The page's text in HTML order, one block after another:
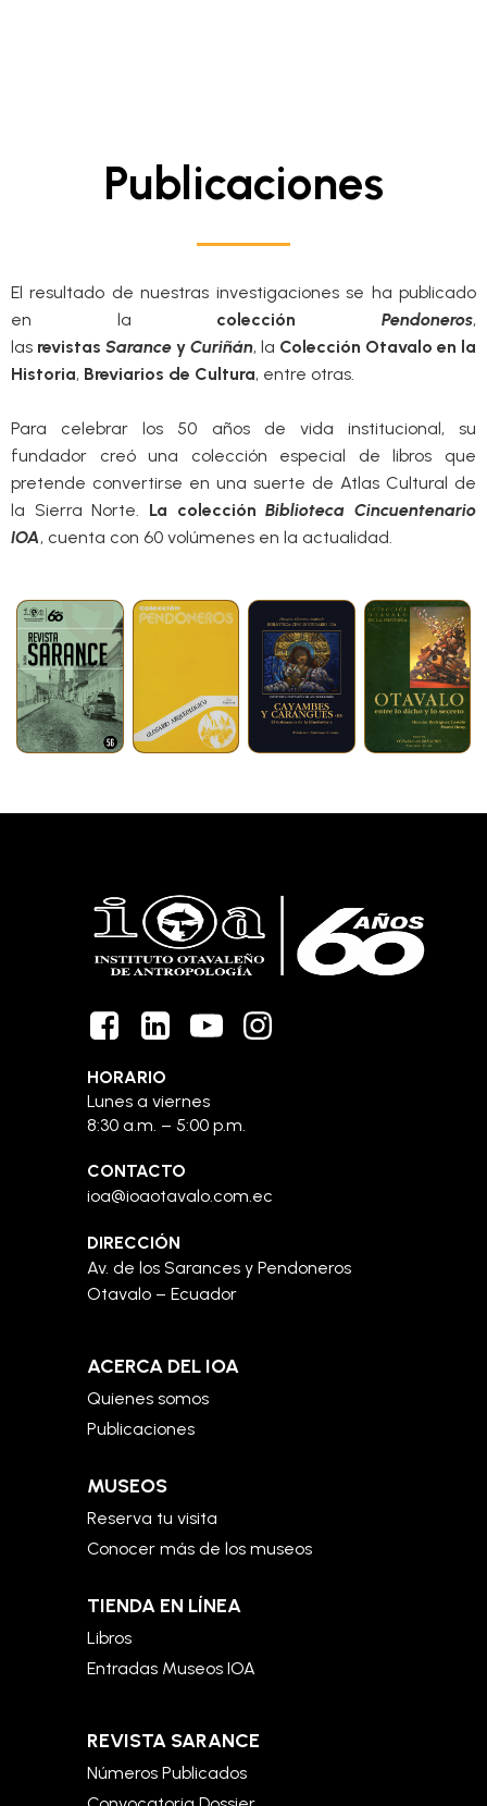
Publicaciones
El resultado de nuestras investigaciones se ha publicado
en la colecciónPendoneros,
las revistas Sarance y Curiñán, la Colección Otavalo en la
Historia, Breviarios de Cultura, entre otras.
Para celebrar los 50 años de vida institucional, su
fundador creó una colección especial de libros que
pretende convertirse en una suerte de Atlas Cultural de
la Sierra Norte. La colecciónBiblioteca Cincuentenario
IOA, cuenta con 60 volúmenes en la actualidad.
Sarance
Pendoneros
Cincuentenarioen la
HORARIO
Lunes a viernes
8:30 a.m. – 5:00 p.m.
CONTACTO
ioa@ioaotavalo.com.ec
DIRECCIÓN
Av. de los Sarances y Pendoneros
Otavalo – Ecuador
ACERCA DEL IOA
Quienes somos
Publicaciones
MUSEOS
Reserva tu visita
Conocer más de los museos
TIENDA EN LÍNEA
Libros
Entradas Museos IOA
REVISTA SARANCE
Números Publicados